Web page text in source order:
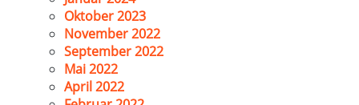
Oktober 2023
November 2022
September 2022
Mai 2022
April 2022